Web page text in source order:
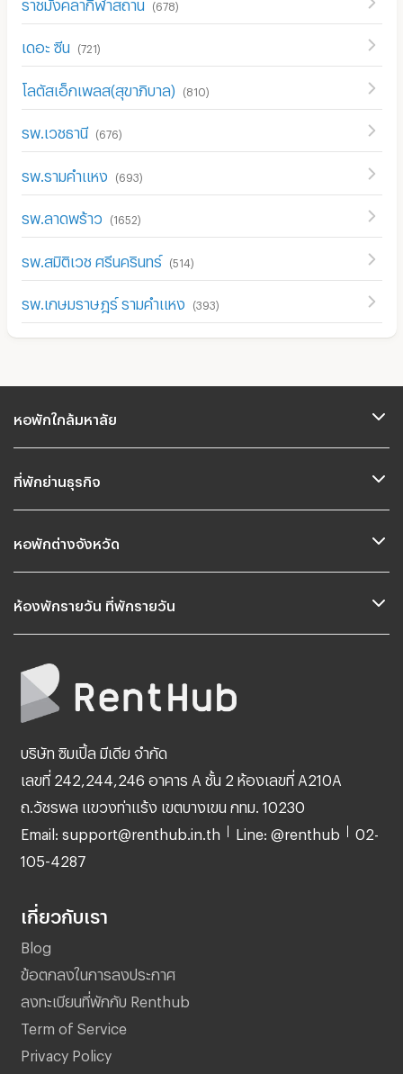
(678)
เดอะ ซีน (721)
โลตัสเอ็กเพลส(สุขาภิบาล) (810)
รพ.เวชธานี (676)
รพ.รามคำแหง (693)
รพ.ลาดพร้าว (1652)
รพ.สมิติเวช ศรีนครินทร์ (514 )
รพ.เกษมราษฎร์ รามคำแหง (393)
หอพักใกล้มหาลัย
ที่พักย่านธุรกิจ
หอพักต่างจังหวัด
ห้องพักรายวัน ที่พักรายวัน
บริษัท ซิมเปิ้ล มีเดีย จำกัด
เลขที่ 242,244,246 อาคาร A ชั้น 2 ห้องเลขที่ A210A
ถ.วัชรพล แขวงท่าแร้ง เขตบางเขน กทม. 10230
Email: support@renthub.in.th Line: @renthub 02-
105-4287
เกี่ยวกับเรา
Blog
ข้อตกลงในการลงประกาศ
ลงทะเบียนที่พักกับ Renthub
Term of Service
Privacy Policy